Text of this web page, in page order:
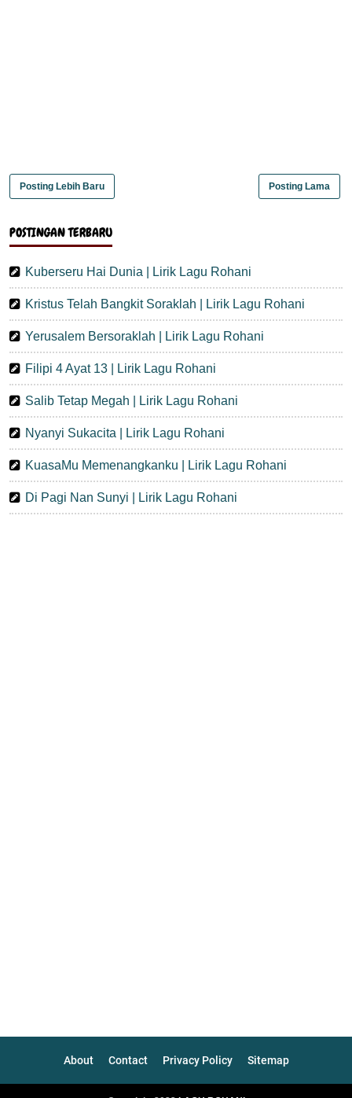
Posting Lebih Baru Posting Lama
POSTINGAN TERBARU
Kuberseru Hai Dunia | Lirik Lagu Rohani
Kristus Telah Bangkit Soraklah | Lirik Lagu Rohani
Yerusalem Bersoraklah | Lirik Lagu Rohani
Filipi 4 Ayat 13 | Lirik Lagu Rohani
Salib Tetap Megah | Lirik Lagu Rohani
Nyanyi Sukacita | Lirik Lagu Rohani
KuasaMu Memenangkanku | Lirik Lagu Rohani
Di Pagi Nan Sunyi | Lirik Lagu Rohani
About Contact Privacy Policy Sitemap